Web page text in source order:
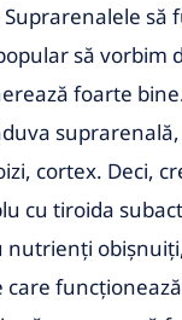
să vorbim
foarte
cortex. Deci,
cu tiroida